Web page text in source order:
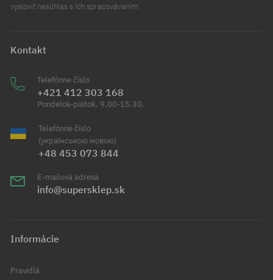
vysloviť nesúhlas s ich spracovávaním.
Kontakt
Telefónne číslo
+421 412 303 168
Pondelok-piatok, 9.00-15.30.
Telefónne číslo
(українською мовою)
+48 453 073 844
E-mailová adresa
info@supersklep.sk
Informácie
Pravidlá